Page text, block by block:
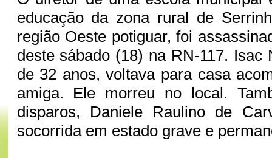
educação da zona rural de
região Oeste potiguar, foi
deste sábado (18) na RN-117. Isac
de 32 anos, voltava para casa
amiga. Ele morreu no local.
disparos, Daniele Raulino de
socorrida em estado grave e